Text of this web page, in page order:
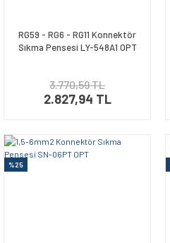
RG59 - RG6 - RG11 Konnektör
Sıkma Pensesi LY-548A1 OPT
3.770,59 TL
2.827,94 TL
%25